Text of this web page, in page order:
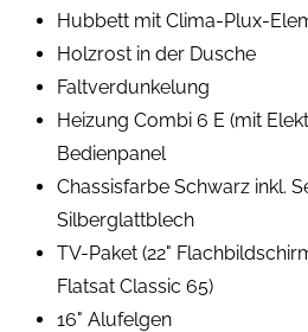
Hubbett mit Clima-Plux-
Holzrost in der Dusche
Faltverdunkelung
Heizung Combi 6 E (mit
Bedienpanel
Chassisfarbe Schwarz inkl.
Silberglattblech
TV-Paket (22"
Flatsat Classic 65)
16" Alufelgen